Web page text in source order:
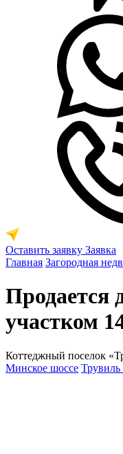
Оставить заявку Заявка
Главная Загородная
Продается
участком
Коттеджный поселок
Минское шоссе